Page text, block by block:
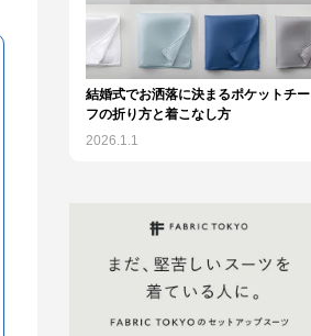
結婚式でお洒落に決まるポケットチー
フの折り方と着こなし方
2026.1.1